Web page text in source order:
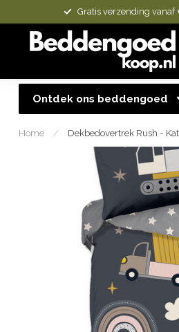
Gratis verzending
Ontdek ons beddengoed
Home / Dekbedovertrek Rush -